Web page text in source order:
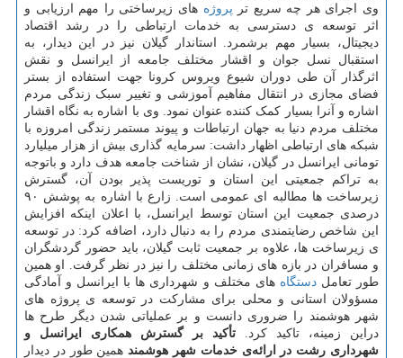
وی اجرای هر چه سریع تر پروژه های زیرساختی را مهم ارزیابی و
اثر توسعه ی دسترسی به خدمات ارتباطی را در رشد اقتصاد
دیجیتال، بسیار مهم برشمرد. استاندار گیلان نیز در این دیدار، به
استقبال نسل جوان و اقشار مختلف جامعه از ایرانسل و نقش
اثرگذار آن طی دوران شیوع ویروس کرونا جهت استفاده از بستر
فضای مجازی در انتقال مفاهیم آموزشی و تغییر سبک زندگی مردم
اشاره و آنرا بسیار کمک کننده عنوان نمود. وی با اشاره به نگاه اقشار
مختلف مردم دنیا به جهان ارتباطات و پیوند مستمر زندگی امروزه با
شبکه های ارتباطی اظهار داشت: سرمایه گذاری بیش از هزار میلیارد
تومانی ایرانسل در گیلان، نشان از شناخت جامعه هدف دارد و باتوجه
به تراکم جمعیتی این استان و توریست پذیر بودن آن، گسترش
زیرساخت ها مطالبه ای عمومی است. زارع با اشاره به پوشش ۹۰
درصدی جمعیت این استان توسط ایرانسل، با اعلان اینکه افزایش
این شاخص رضایتمندی مردم را به دنبال دارد، اضافه کرد: در توسعه
ی زیرساخت ها، علاوه بر جمعیت ثابت گیلان، باید حضور گردشگران
و مسافران در بازه های زمانی مختلف را نیز در نظر گرفت. او همین
طور تعاملدستگاه های مختلف و شهرداری ها با ایرانسل و آمادگی
مسؤولان استانی و محلی برای مشارکت در توسعه ی پروژه های
شهر هوشمند را ضروری دانست و بر عملیاتی شدن دیگر طرح ها
دراین زمینه، تاکید کرد. تأکید بر گسترش همکاری ایرانسل و
شهرداری رشت در ارائه‌ی خدمات شهر هوشمندهمین طور در دیدار